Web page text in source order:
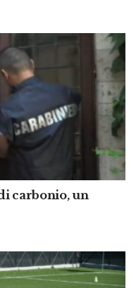
carbonio, un